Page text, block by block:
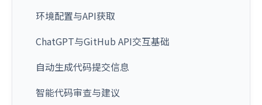
环境配置与API获取
ChatGPT与GitHub API交互基础
自动生成代码提交信息
智能代码审查与建议